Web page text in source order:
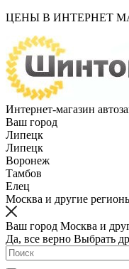
ЦЕНЫ В ИНТЕРНЕТ
Интернет-магазин
Ваш город
Липецк
Липецк
Воронеж
Тамбов
Елец
Москва и другие
Ваш город Москва и
Да, все верно Выбрать